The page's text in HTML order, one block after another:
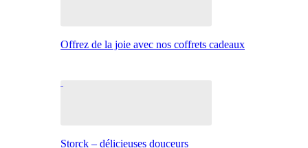
Offrez de la joie avec nos coffrets cadeaux
Storck – délicieuses douceurs